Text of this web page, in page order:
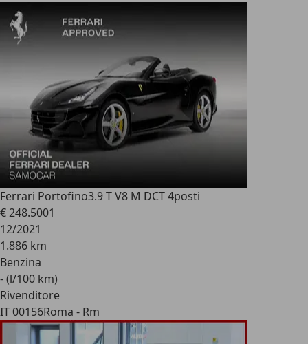
Ferrari Portofino3.9 T V8 M DCT 4posti
€ 248.5001
12/2021
1.886 km
Benzina
- (l/100 km)
Rivenditore
IT 00156Roma - Rm